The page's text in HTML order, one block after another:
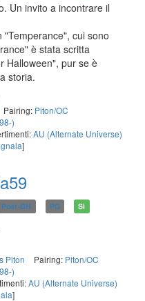
Un invito a incontrare il
"Temperance", cui sono
è stata scritta
Halloween", pur se è
storia.
Pairing: Piton/OC
)
AU (Alternate Universe)
]
Post-DH PG Sì
Piton Pairing: Piton/OC
)
AU (Alternate Universe)
]